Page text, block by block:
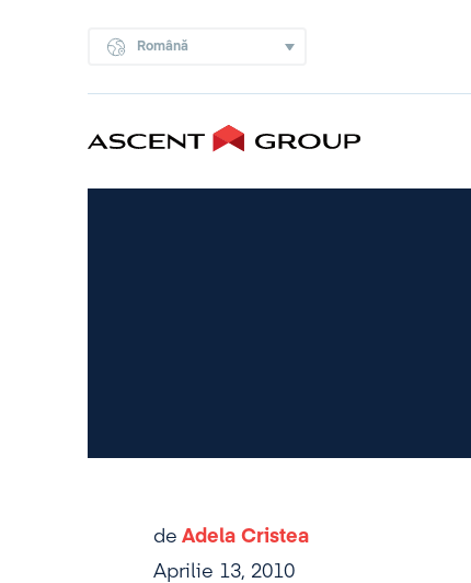
Română
de Adela Cristea
Aprilie 13, 2010